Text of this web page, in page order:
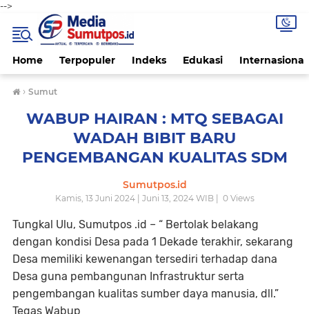
-->
Home Terpopuler Indeks Edukasi Internasional
› Sumut
WABUP HAIRAN : MTQ SEBAGAI
WADAH BIBIT BARU
PENGEMBANGAN KUALITAS SDM
Sumutpos.id
Kamis, 13 Juni 2024 | Juni 13, 2024 WIB | 0Views
Tungkal Ulu, Sumutpos .id – “ Bertolak belakang
dengan kondisi Desa pada 1 Dekade terakhir, sekarang
Desa memiliki kewenangan tersediri terhadap dana
Desa guna pembangunan Infrastruktur serta
pengembangan kualitas sumber daya manusia, dll.”
Tegas Wabup